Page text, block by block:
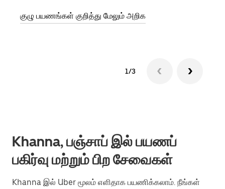
குழு பயணங்கள் குறித்து மேலும் அறிக
1/3
Khanna, பஞ்சாப் இல் பயணப்
பகிர்வு மற்றும் பிற சேவைகள்
Khanna இல் Uber மூலம் எளிதாக பயணிக்கலாம். நீங்கள்